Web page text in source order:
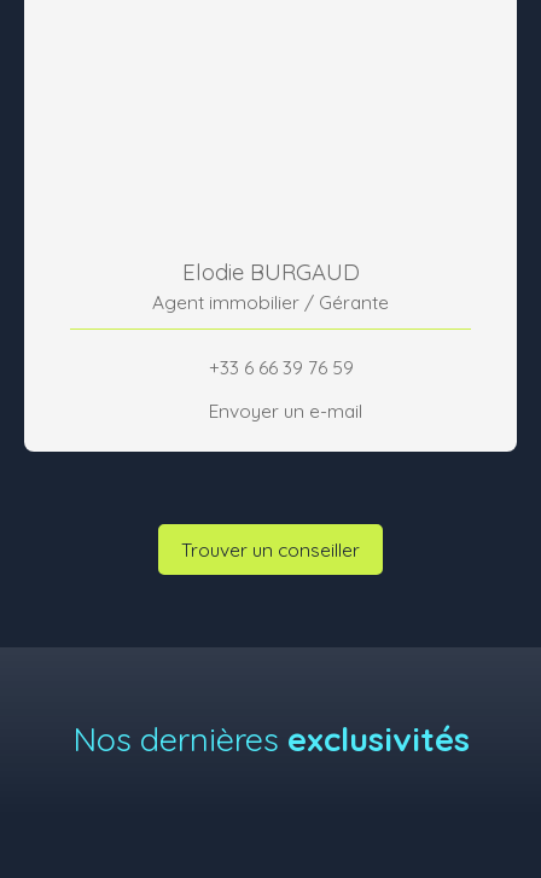
Elodie BURGAUD
Agent immobilier / Gérante
+33 6 66 39 76 59
Envoyer un e-mail
Trouver un conseiller
Nos dernières exclusivités